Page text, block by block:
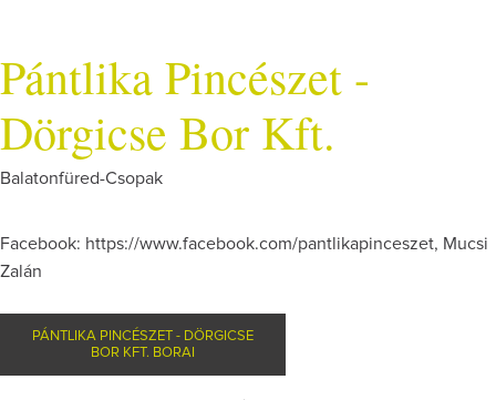
Pántlika Pincészet -
Dörgicse Bor Kft.
Balatonfüred-Csopak
Facebook: https://www.facebook.com/pantlikapinceszet, Mucsi
Zalán
PÁNTLIKA PINCÉSZET - DÖRGICSE
BOR KFT. BORAI